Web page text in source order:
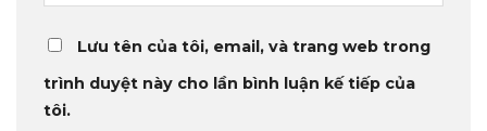
Lưu tên của tôi, email, và trang web trong
trình duyệt này cho lần bình luận kế tiếp của
tôi.